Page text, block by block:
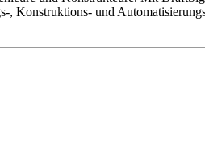
Konstruktions- und